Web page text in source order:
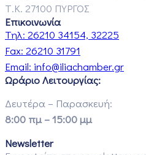
Τ.Κ. 27100 ΠΥΡΓΟΣ
Επικοινωνία
Τηλ: 26210 34154, 32225
Fax: 26210 31791
Email: info@iliachamber.gr
Ωράριο Λειτουργίας:
Δευτέρα – Παρασκευή:
8:00 πμ – 15:00 μμ
Newsletter